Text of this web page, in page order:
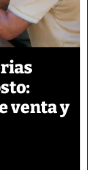
venta y